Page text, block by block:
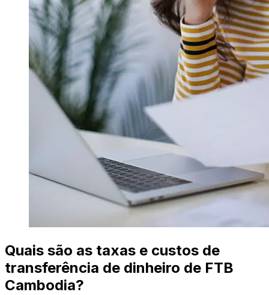
Quais são as taxas e custos de
transferência de dinheiro de FTB
Cambodia?